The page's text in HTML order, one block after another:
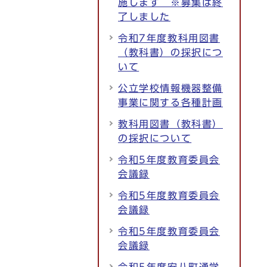
施します ※募集は終
了しました
令和7年度教科用図書
（教科書）の採択につ
いて
公立学校情報機器整備
事業に関する各種計画
教科用図書（教科書）
の採択について
令和5年度教育委員会
会議録
令和5年度教育委員会
会議録
令和5年度教育委員会
会議録